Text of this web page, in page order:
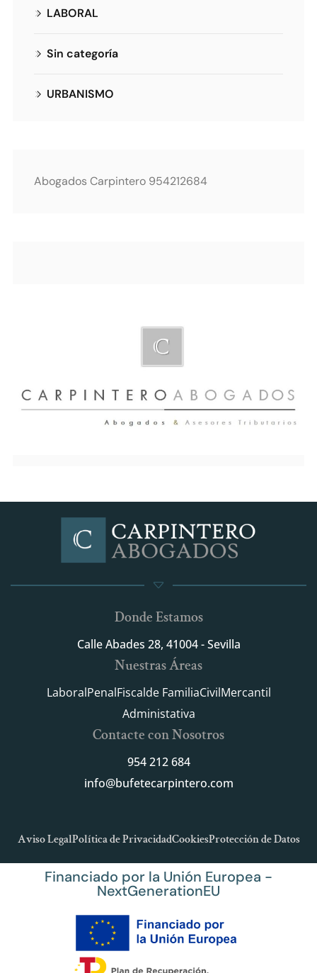
LABORAL
Sin categoría
URBANISMO
Abogados Carpintero 954212684
Donde Estamos
Calle Abades 28, 41004 - Sevilla
Nuestras Áreas
LaboralPenalFiscalde FamiliaCivilMercantil
Administativa
Contacte con Nosotros
954 212 684
info@bufetecarpintero.com
Aviso LegalPolítica de PrivacidadCookiesProtección de Datos
Financiado por la Unión Europea -
NextGenerationEU